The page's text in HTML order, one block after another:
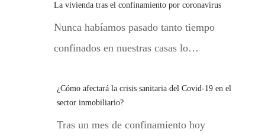
La vivienda tras el confinamiento por coronavirus
Nunca habíamos pasado tanto tiempo
confinados en nuestras casas lo…
¿Cómo afectará la crisis sanitaria del Covid-19 en el
sector inmobiliario?
Tras un mes de confinamiento hoy